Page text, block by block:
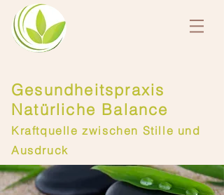
Gesundheitspraxis
Natürliche Balance
Kraftquelle zwischen Stille und
Ausdruck